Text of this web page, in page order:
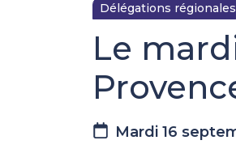
Délégations régionales
Le
Mardi 16